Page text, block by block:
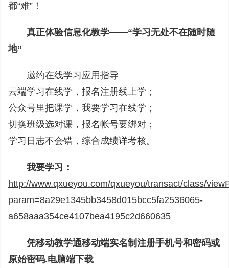
都“难”！
真正体验信息化教学——“学习无处不在随时随
地”
邀约在线学习应用指导
云端学习在线学，报名注册线上学；
公众号里把课学，我要学习在线学；
切换班级选对课，报名帐号要绑对；
学习日志不会错，综合成绩详考核。
我要学习：
http://www.qxueyou.com/qxueyou/transact/class/
param=8a29e1345bb3458d015bcc5fa2536065-
a658aaa354ce4107bea4195c2d660635
凭移动教学通移动端实名制注册手机号和密码或
原始密码.电脑端下载